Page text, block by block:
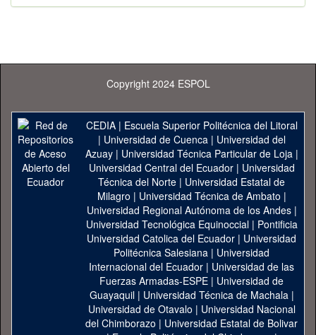
Copyright 2024 ESPOL
CEDIA| Escuela Superior Politécnica del Litoral
| Universidad de Cuenca| Universidad del
Azuay| Universidad Técnica Particular de Loja|
Universidad Central del Ecuador| Universidad
Técnica del Norte | Universidad Estatal de
Milagro | Universidad Técnica de Ambato |
Universidad Regional Autónoma de los Andes|
Universidad Tecnológica Equinoccial| Pontificia
Universidad Catolica del Ecuador | Universidad
Politécnica Salesiana | Universidad
Internacional del Ecuador | Universidad de las
Fuerzas Armadas-ESPE | Universidad de
Guayaquil| Universidad Técnica de Machala|
Universidad de Otavalo | Universidad Nacional
del Chimborazo | Universidad Estatal de Bolivar